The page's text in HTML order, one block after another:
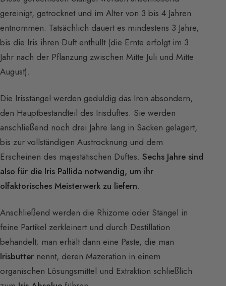
gereinigt, getrocknet und im Alter von 3 bis 4 Jahren
entnommen. Tatsächlich dauert es mindestens 3 Jahre,
bis die Iris ihren Duft enthüllt (die Ernte erfolgt im 3.
Jahr nach der Pflanzung zwischen Mitte Juli und Mitte
August).
Die Irisstängel werden geduldig das Iron absondern,
den Hauptbestandteil des Irisduftes. Sie werden
anschließend noch drei Jahre lang in Säcken gelagert,
bis zur vollständigen Austrocknung und dem
Erscheinen des majestätischen Duftes. Sechs Jahre sind
also für die Iris Pallida notwendig, um ihr
olfaktorisches Meisterwerk zu liefern.
Anschließend werden die Rhizome oder Stängel in
feine Partikel zerkleinert und durch Destillation
behandelt; man erhält dann eine Paste, die man
Irisbutter nennt, deren Mazeration in einem
organischen Lösungsmittel und Extraktion schließlich